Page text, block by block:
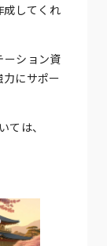
成してくれ
ーション資
にサポー
は、